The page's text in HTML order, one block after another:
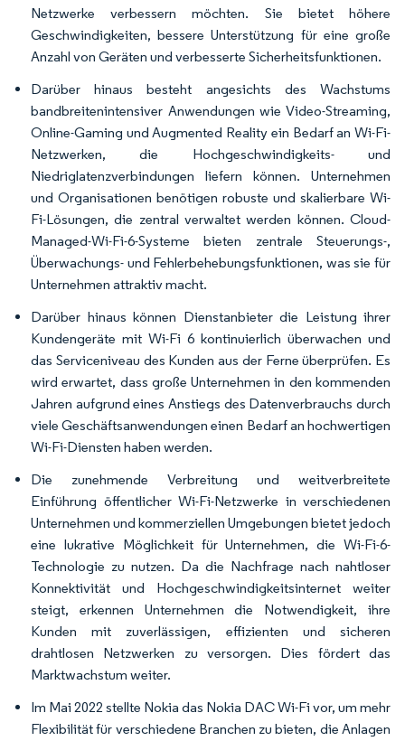
Netzwerke verbessern möchten. Sie bietet höhere
Geschwindigkeiten, bessere Unterstützung für eine große
Anzahl von Geräten und verbesserte Sicherheitsfunktionen.
Darüber hinaus besteht angesichts des Wachstums
bandbreitenintensiver Anwendungen wie Video-Streaming,
Online-Gaming und Augmented Reality ein Bedarf an Wi-Fi-
Netzwerken, die Hochgeschwindigkeits- und
Niedriglatenzverbindungen liefern können. Unternehmen
und Organisationen benötigen robuste und skalierbare Wi-
Fi-Lösungen, die zentral verwaltet werden können. Cloud-
Managed-Wi-Fi-6-Systeme bieten zentrale Steuerungs-,
Überwachungs- und Fehlerbehebungsfunktionen, was sie für
Unternehmen attraktiv macht.
Darüber hinaus können Dienstanbieter die Leistung ihrer
Kundengeräte mit Wi-Fi 6 kontinuierlich überwachen und
das Serviceniveau des Kunden aus der Ferne überprüfen. Es
wird erwartet, dass große Unternehmen in den kommenden
Jahren aufgrund eines Anstiegs des Datenverbrauchs durch
viele Geschäftsanwendungen einen Bedarf an hochwertigen
Wi-Fi-Diensten haben werden.
Die zunehmende Verbreitung und weitverbreitete
Einführung öffentlicher Wi-Fi-Netzwerke in verschiedenen
Unternehmen und kommerziellen Umgebungen bietet jedoch
eine lukrative Möglichkeit für Unternehmen, die Wi-Fi-6-
Technologie zu nutzen. Da die Nachfrage nach nahtloser
Konnektivität und Hochgeschwindigkeitsinternet weiter
steigt, erkennen Unternehmen die Notwendigkeit, ihre
Kunden mit zuverlässigen, effizienten und sicheren
drahtlosen Netzwerken zu versorgen. Dies fördert das
Marktwachstum weiter.
Im Mai 2022 stellte Nokia das Nokia DAC Wi-Fi vor, um mehr
Flexibilität für verschiedene Branchen zu bieten, die Anlagen